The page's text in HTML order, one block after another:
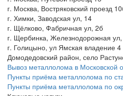
г. Москва, Востряковский проезд
г. Химки, Заводская ул, 14
г. Щёлково, Фабричная ул, 2б
г. Щербинка, Железнодорожная
г. Голицыно, ул Ямская владение 4
Домодедовский район, село
Вывоз металлолома в Московской
Пункты приёма металлолома по
Пункты приёма металлолома по